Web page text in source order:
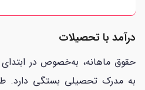
درآمد با تحصیلات
حقوق ماهانه، به‌خصوص در ابتدای
به مدرک تحصیلی بستگی دارد.